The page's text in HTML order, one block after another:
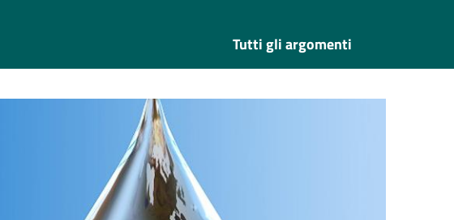
Tutti gli argomenti